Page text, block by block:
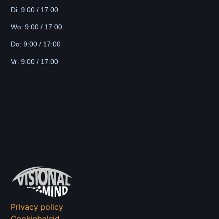
Privacy policy
Di: 9:00 / 17:00
Wo: 9:00 / 17:00
Do: 9:00 / 17:00
Vr: 9:00 / 17:00